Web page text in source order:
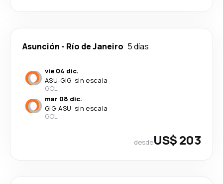
Asunción - Río de Janeiro 5 días
vie 04 dic.
ASU-GIG· sin escala
GOL
mar 08 dic.
GIG-ASU· sin escala
GOL
desdeUS$ 203